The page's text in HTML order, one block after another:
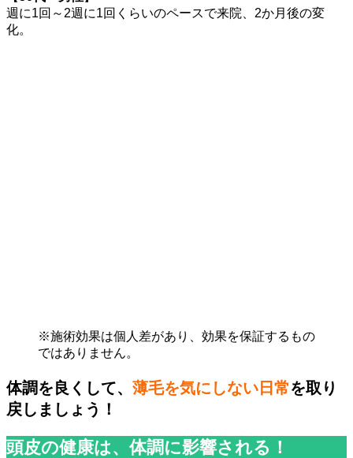
週に1回～2週に1回くらいのペースで来院、2か月後の変
化。
※施術効果は個人差があり、効果を保証するもの
ではありません。
体調を良くして、 薄毛を気にしない日常を取り
戻しましょう！
頭皮の健康は、体調に影響される！